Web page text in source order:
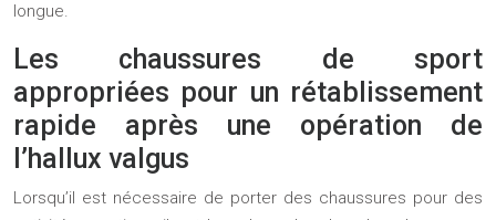
longue.
Les chaussures de sport
appropriées pour un rétablissement
rapide après une opération de
l’hallux valgus
Lorsqu’il est nécessaire de porter des chaussures pour des